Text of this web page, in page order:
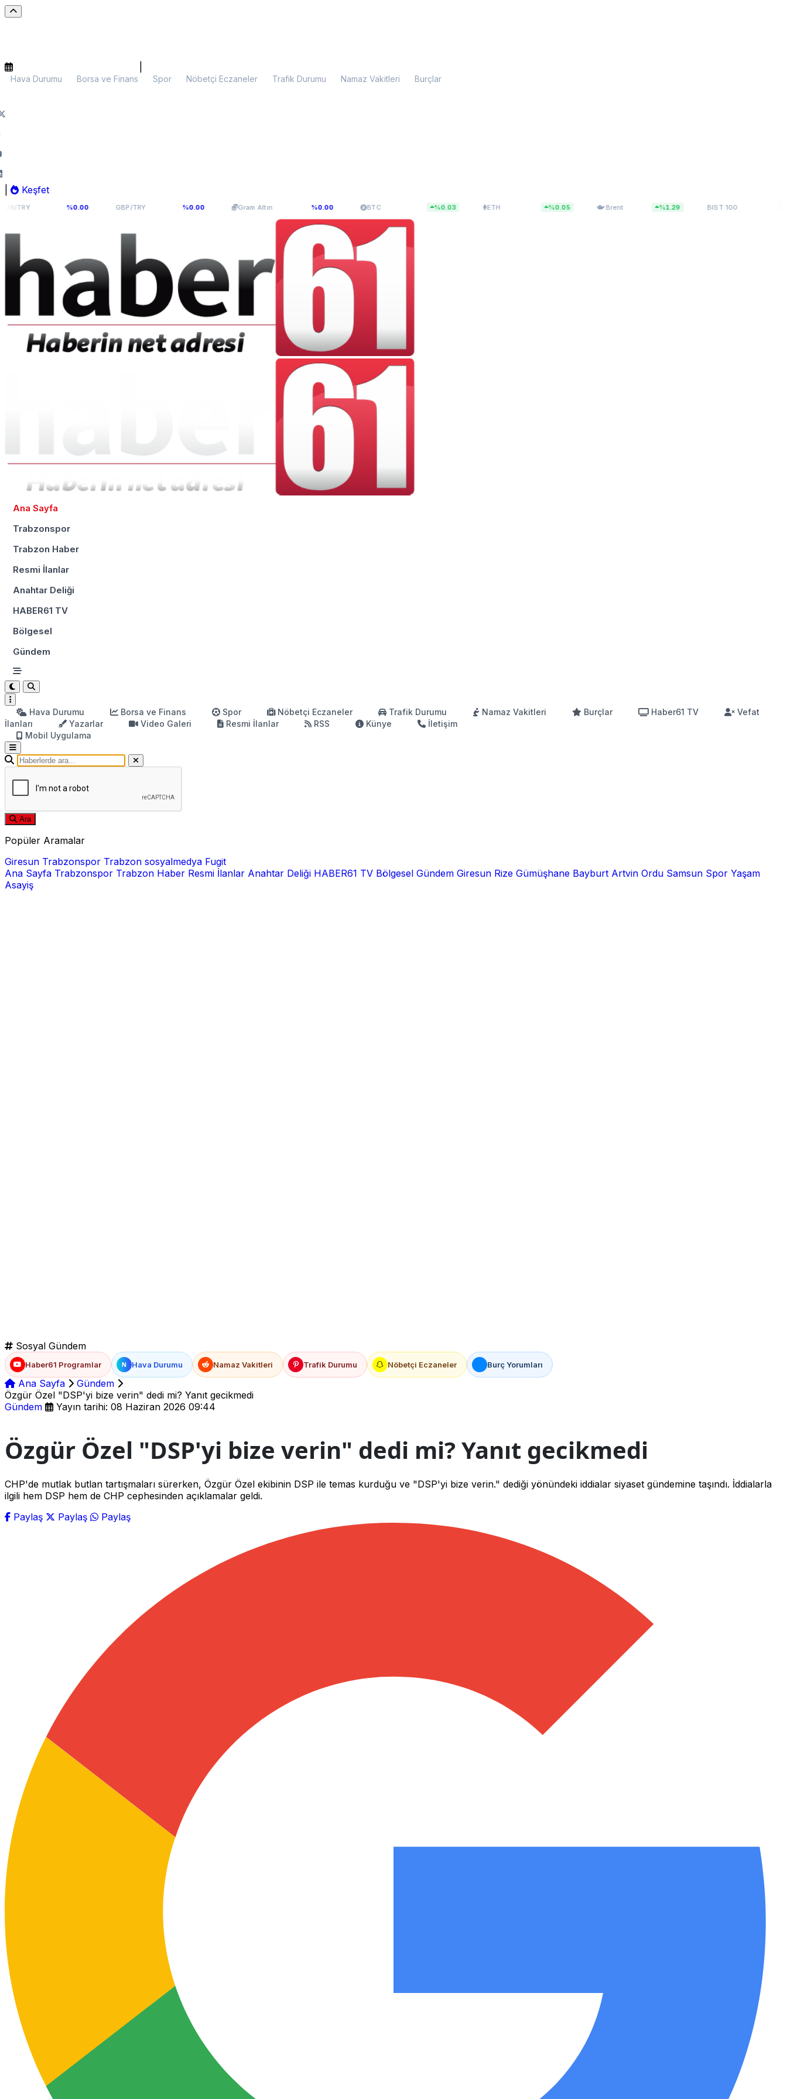
Hava Durumu Borsa ve Finans Spor Nöbetçi Eczaneler Trafik Durumu Namaz Vakitleri Burçlar
Keşfet
%0.00 GBP/TRY 64,2936 %0.00 Gram Altın 6.107,34 %0.00 BTC$65.033,54 ETH$1.921,53 %0.05 Brent $83,55 %1.29 BIST 100 13.779,40 %0.14
Ana Sayfa
Trabzonspor
Trabzon Haber
Resmi İlanlar
Anahtar Deliği
HABER61 TV
Bölgesel
Gündem
Hava Durumu Borsa ve Finans Spor Nöbetçi Eczaneler Trafik Durumu Namaz Vakitleri Burçlar Haber61 TV
Vefat
İlanları
Yazarlar Video Galeri Resmi İlanlar RSS Künye
İletişim
Mobil Uygulama
Ara
Popüler Aramalar
Giresun Trabzonspor Trabzon sosyalmedya Fugit
Ana Sayfa Trabzonspor Trabzon Haber Resmi İlanlar Anahtar Deliği HABER61 TV Bölgesel Gündem Giresun Rize Gümüşhane Bayburt Artvin Ordu Samsun Spor Yaşam
Asayiş
Sosyal Gündem
Haber61 Programlar N Hava Durumu Namaz Vakitleri Trafik Durumu Nöbetçi Eczaneler Burç Yorumları
Ana Sayfa
Gündem
Özgür Özel "DSP'yi bize verin" dedi mi? Yanıt gecikmedi
Gündem
Yayın tarihi: 08 Haziran 2026 09:44
Özgür Özel "DSP'yi bize verin" dedi mi? Yanıt gecikmedi
CHP'de mutlak butlan tartışmaları sürerken, Özgür Özel ekibinin DSP ile temas kurduğu ve "DSP'yi bize verin." dediği yönündeki iddialar siyaset gündemine taşındı. İddialarla
ilgili hem DSP hem de CHP cephesinden açıklamalar geldi.
Paylaş
Paylaş Paylaş